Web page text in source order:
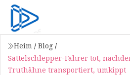
Heim / Blog /
Sattelschlepper-Fahrer tot,
Truthähne transportiert, umkippt